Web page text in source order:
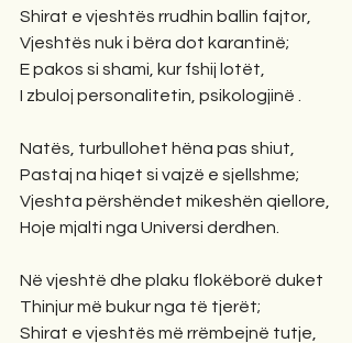
Shirat e vjeshtës rrudhin ballin fajtor,
Vjeshtës nuk i bëra dot karantinë;
E pakos si shami, kur fshij lotët,
I zbuloj personalitetin, psikologjinë .
Natës, turbullohet hëna pas shiut,
Pastaj na hiqet si vajzë e sjellshme;
Vjeshta përshëndet mikeshën qiellore,
Hoje mjalti nga Universi derdhen.
Në vjeshtë dhe plaku flokëborë duket
Thinjur më bukur nga të tjerët;
Shirat e vjeshtës më rrëmbejnë tutje,